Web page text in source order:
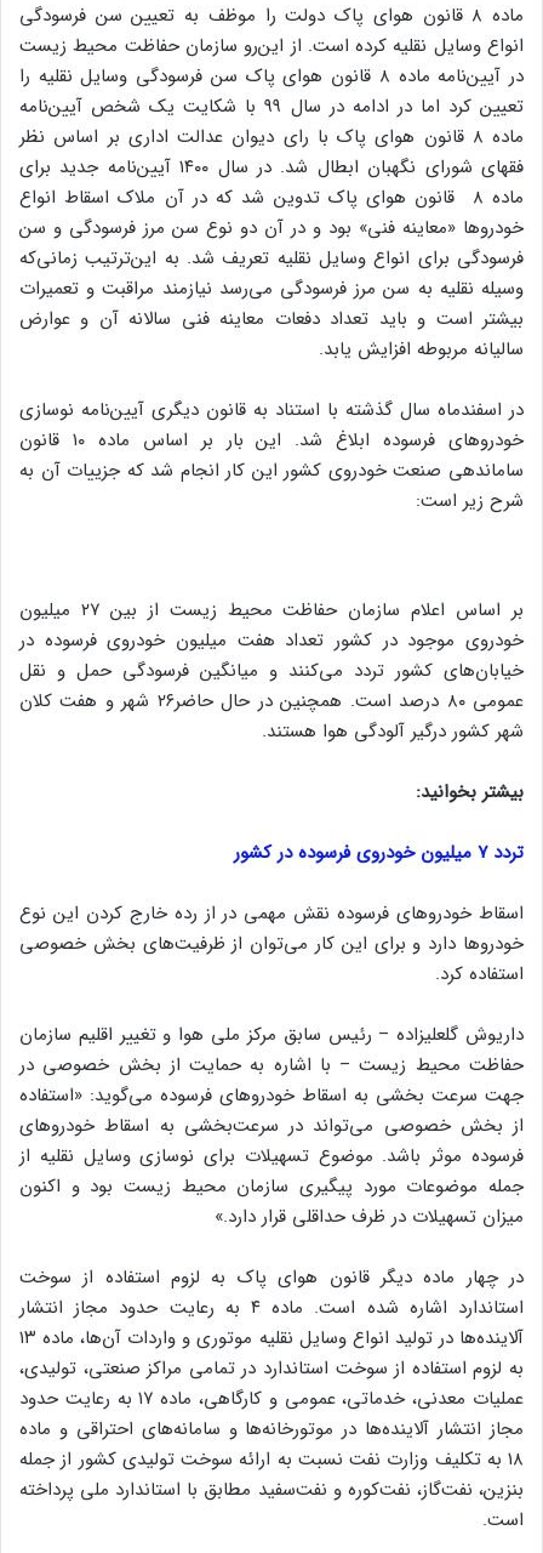
ماده ۸ قانون هوای پاک دولت را موظف به تعیین سن فرسودگی
انواع وسایل نقلیه کرده است. از این‌رو سازمان حفاظت محیط زیست
در آیین‌نامه ماده ۸ قانون هوای پاک سن فرسودگی وسایل نقلیه را
تعیین کرد اما در ادامه در سال ۹۹ با شکایت یک شخص آیین‌نامه
ماده ۸ قانون هوای پاک با رای دیوان عدالت اداری بر اساس نظر
فقهای شورای نگهبان ابطال شد. در سال ۱۴۰۰ آیین‌نامه جدید برای
ماده ۸ قانون هوای پاک تدوین شد که در آن ملاک اسقاط انواع
خودروها «معاینه‌ فنی» بود و در آن دو نوع سن مرز فرسودگی و سن
فرسودگی برای انواع وسایل نقلیه تعریف شد. به این‌ترتیب زمانی‌که
وسیله نقلیه به سن مرز فرسودگی می‌رسد نیازمند مراقبت و تعمیرات
بیشتر است و باید تعداد دفعات معاینه فنی سالانه آن و عوارض
سالیانه مربوطه افزایش یابد.
در اسفندماه سال گذشته با استناد به قانون دیگری آیین‌نامه نوسازی
خودروهای فرسوده ابلاغ شد. این بار بر اساس ماده ۱۰ قانون
ساماندهی صنعت خودروی کشور این کار انجام شد که جزییات آن به‌
شرح زیر است:
بر اساس اعلام سازمان حفاظت محیط زیست از بین ۲۷ میلیون
خودروی موجود در کشور تعداد هفت میلیون خودروی فرسوده در
خیابان‌های کشور تردد می‌کنند و میانگین فرسودگی حمل و نقل
عمومی ۸۰ درصد است. همچنین در حال حاضر۲۶ شهر و هفت کلان
شهر کشور درگیر آلودگی هوا هستند.
بیشتر بخوانید:
تردد ۷ میلیون خودروی فرسوده در کشور
اسقاط خودروهای فرسوده نقش مهمی در از رده خارج کردن این نوع
خودروها دارد و برای این کار می‌توان از ظرفیت‌های بخش‌ خصوصی
استفاده کرد.
داریوش گلعلیزاده – رئیس سابق مرکز ملی هوا و تغییر اقلیم سازمان
حفاظت محیط‌ زیست – با اشاره به حمایت از بخش خصوصی در
جهت سرعت بخشی به اسقاط خودروهای فرسوده می‌گوید: «استفاده
از بخش خصوصی می‌تواند در سرعت‌بخشی به اسقاط خودروهای
فرسوده موثر باشد. موضوع تسهیلات برای نوسازی وسایل نقلیه از
جمله موضوعات مورد پیگیری سازمان محیط زیست بود و اکنون
میزان تسهیلات در ظرف حداقلی قرار دارد.»
در چهار ماده دیگر قانون هوای پاک به لزوم استفاده از سوخت
استاندارد اشاره شده است. ماده ۴ به رعایت حدود مجاز انتشار
آلاینده‌ها در تولید انواع وسایل نقلیه موتوری و واردات آن‌ها، ماده ۱۳
به لزوم استفاده از سوخت استاندارد در تمامی مراکز صنعتی، تولیدی،
عملیات معدنی، ‌خدماتی، ‌عمومی و کارگاهی، ماده ۱۷ به رعایت حدود
مجاز انتشار آلاینده‌ها در موتورخانه‌ها و سامانه‌های احتراقی و ماده
۱۸ به تکلیف وزارت نفت نسبت به ارائه سوخت تولیدی کشور از جمله
بنزین، نفت‌گاز، نفت‌کوره و نفت‌سفید مطابق با استاندارد ملی پرداخته
است.